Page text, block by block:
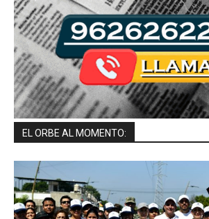
EL ORBE AL MOMENTO: